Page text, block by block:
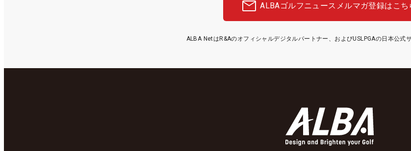
ALBAゴルフニュース メルマガ登録はこち
ALBA NetはR&Aのオフィシャルデジタルパートナー、およびUSLPGAの日本公式